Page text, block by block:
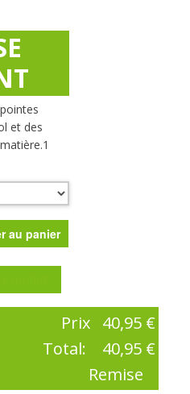
et des
Prix 40,95 €
Total:
40,95 €
Remise